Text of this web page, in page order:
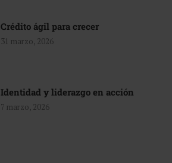
Crédito ágil para crecer
31 marzo, 2026
Identidad y liderazgo en acción
7 marzo, 2026